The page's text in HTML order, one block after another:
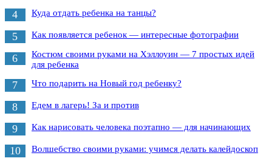
4 Куда отдать ребенка на танцы?
5 Как появляется ребенок — интересные фотографии
6
Костюм своими руками на Хэллоуин — 7 простых идей
для ребенка
7 Что подарить на Новый год ребенку?
8 Едем в лагерь! За и против
9 Как нарисовать человека поэтапно — для начинающих
10 Волшебство своими руками: учимся делать калейдоскоп